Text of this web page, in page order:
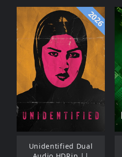
2026
Unidentified Dual